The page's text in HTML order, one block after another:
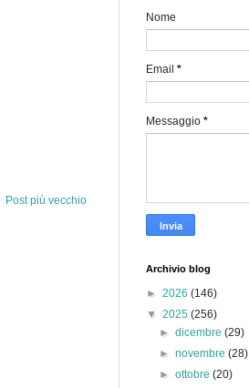
Post più vecchio
Nome
Email *
Messaggio *
Archivio blog
► 2026 (146)
▼ 2025 (256)
►dicembre(29)
►novembre(28)
►ottobre(20)